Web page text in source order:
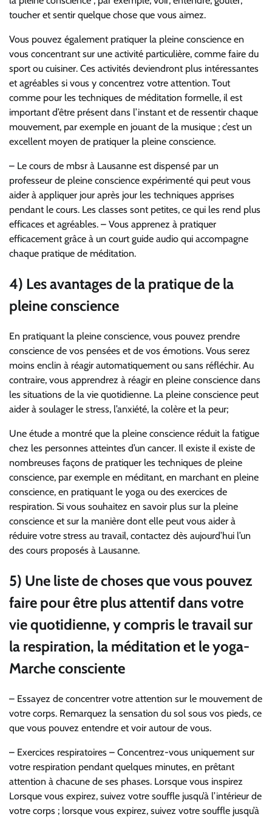
toucher et sentir quelque chose que vous aimez.
Vous pouvez également pratiquer la pleine conscience en
vous concentrant sur une activité particulière, comme faire du
sport ou cuisiner. Ces activités deviendront plus intéressantes
et agréables si vous y concentrez votre attention. Tout
comme pour les techniques de méditation formelle, il est
important d’être présent dans l’instant et de ressentir chaque
mouvement, par exemple en jouant de la musique ; c’est un
excellent moyen de pratiquer la pleine conscience.
– Le cours de mbsr à Lausanne est dispensé par un
professeur de pleine conscience expérimenté qui peut vous
aider à appliquer jour après jour les techniques apprises
pendant le cours. Les classes sont petites, ce qui les rend plus
efficaces et agréables. – Vous apprenez à pratiquer
efficacement grâce à un court guide audio qui accompagne
chaque pratique de méditation.
4) Les avantages de la pratique de la
pleine conscience
En pratiquant la pleine conscience, vous pouvez prendre
conscience de vos pensées et de vos émotions. Vous serez
moins enclin à réagir automatiquement ou sans réfléchir. Au
contraire, vous apprendrez à réagir en pleine conscience dans
les situations de la vie quotidienne. La pleine conscience peut
aider à soulager le stress, l’anxiété, la colère et la peur;
Une étude a montré que la pleine conscience réduit la fatigue
chez les personnes atteintes d’un cancer. Il existe il existe de
nombreuses façons de pratiquer les techniques de pleine
conscience, par exemple en méditant, en marchant en pleine
conscience, en pratiquant le yoga ou des exercices de
respiration. Si vous souhaitez en savoir plus sur la pleine
conscience et sur la manière dont elle peut vous aider à
réduire votre stress au travail, contactez dès aujourd’hui l’un
des cours proposés à Lausanne.
5) Une liste de choses que vous pouvez
faire pour être plus attentif dans votre
vie quotidienne, y compris le travail sur
la respiration, la méditation et le yoga-
Marche consciente
– Essayez de concentrer votre attention sur le mouvement de
votre corps. Remarquez la sensation du sol sous vos pieds, ce
que vous pouvez entendre et voir autour de vous.
– Exercices respiratoires – Concentrez-vous uniquement sur
votre respiration pendant quelques minutes, en prêtant
attention à chacune de ses phases. Lorsque vous inspirez
Lorsque vous expirez, suivez votre souffle jusqu’à l’intérieur de
votre corps ; lorsque vous expirez, suivez votre souffle jusqu’à